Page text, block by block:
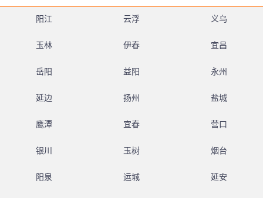
阳江 云浮 义乌
玉林 伊春 宜昌
岳阳 益阳 永州
延边 扬州 盐城
鹰潭 宜春 营口
银川 玉树 烟台
阳泉 运城 延安